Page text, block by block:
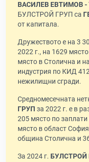
ВАСИЛЕВ ЕВТИМОВ -
БУЛСТРОЙ ГРУП са
от капитала.
Дружеството е на 3
2022 г., на 1629
място в Столична и
индустрия по КИД
нежилищни сгради.
Средномесечната
ГРУП за 2022 г. е в
205 място по
място в област
община Столична и
За 2024 г. БУЛСТРОЙ